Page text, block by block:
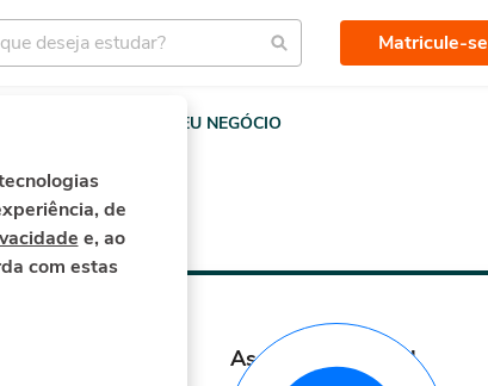
Matricule-se
TERRA MEU NEGÓCIO
assinatura mensal
de
e, ao
com estas